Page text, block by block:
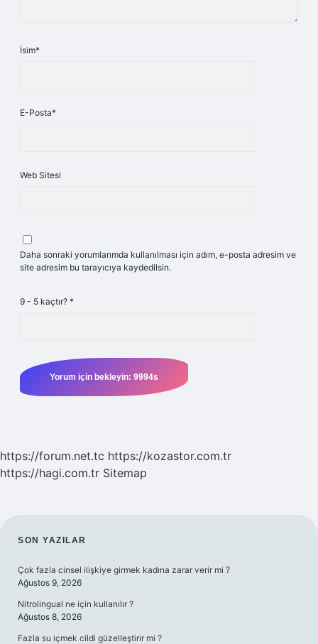
İsim*
E-Posta*
Web Sitesi
Daha sonraki yorumlarımda kullanılması için adım, e-posta adresim ve
site adresim bu tarayıcıya kaydedilsin.
9 - 5 kaçtır? *
https://forum.net.tc https://kozastor.com.tr
https://hagi.com.tr Sitemap
SIDEBAR
SON YAZILAR
Çok fazla cinsel ilişkiye girmek kadına zarar verir mi ?
Ağustos 9, 2026
Nitrolingual ne için kullanılır ?
Ağustos 8, 2026
Fazla su içmek cildi güzelleştirir mi ?